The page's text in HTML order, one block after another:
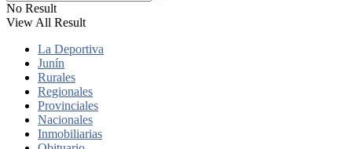
No Result
View All Result
La Deportiva
Junín
Rurales
Regionales
Provinciales
Nacionales
Inmobiliarias